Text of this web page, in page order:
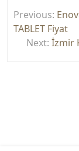
Previous:
TABLET Fiyat
Next: İzmir